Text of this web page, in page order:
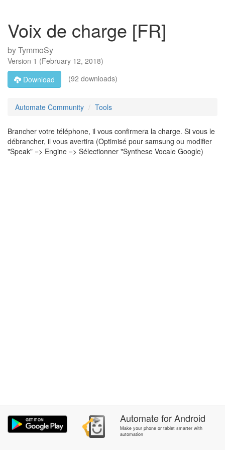
Voix de charge [FR]
byTymmoSy
Version 1 (February 12, 2018)
Download
(92 downloads)
Automate Community Tools
Brancher votre téléphone, il vous confirmera la charge. Si vous le
débrancher, il vous avertira (Optimisé pour samsung ou modifier
"Speak" => Engine => Sélectionner "Synthese Vocale Google)
AutomateforAndroid
Make your phone or tablet smarter with
automation